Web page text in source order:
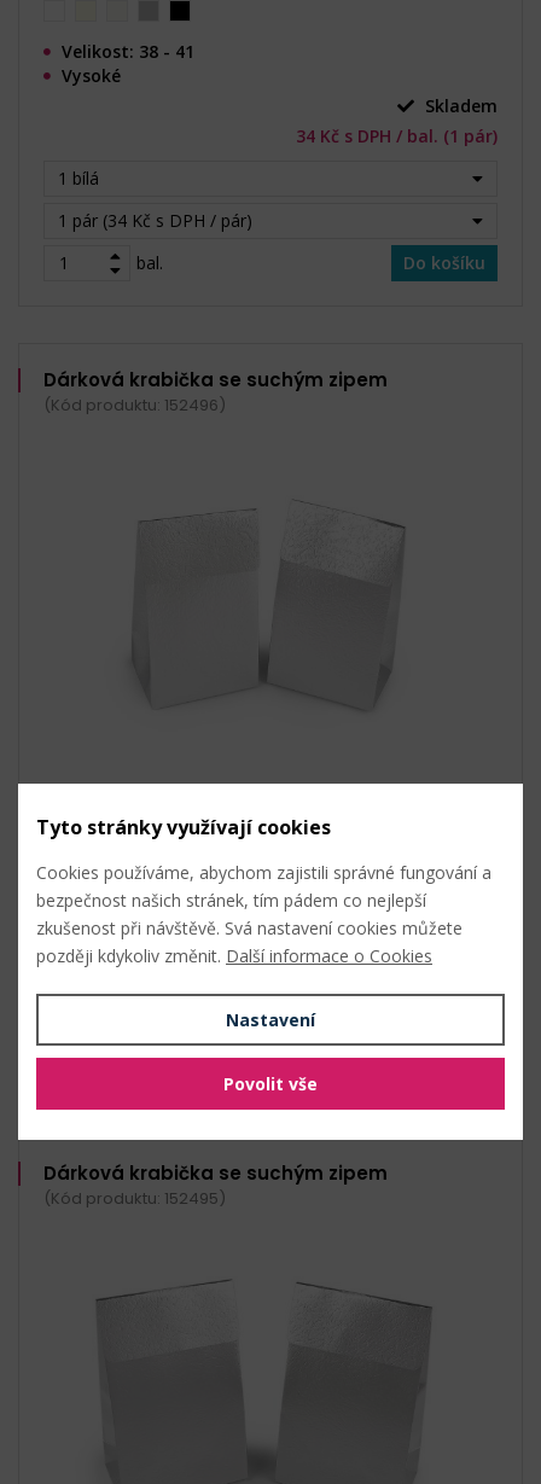
Velikost: 38 - 41
Vysoké
Skladem
34 Kč s DPH / bal. (1 pár)
1 bílá
1 pár (34 Kč s DPH / pár)
bal.
Do košíku
Dárková krabička se suchým zipem
(Kód produktu: 152496)
Rozměry (ŠxVxH): 9,5 x 16,2 x 6,5 cm
Balení: 2 ks
Skladem
27 Kč s DPH / bal. (2 ks)
1 stříbrná
2 ks (13,50 Kč s DPH / ks)
bal.
Do košíku
Dárková krabička se suchým zipem
(Kód produktu: 152495)
Tyto stránky využívají cookies
Cookies používáme, abychom zajistili správné fungování a
bezpečnost našich stránek, tím pádem co nejlepší
zkušenost při návštěvě. Svá nastavení cookies můžete
později kdykoliv změnit. Další informace o Cookies
Nastavení
Povolit vše